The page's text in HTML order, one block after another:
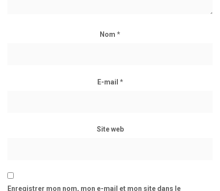
Nom *
E-mail *
Site web
Enregistrer mon nom, mon e-mail et mon site dans le